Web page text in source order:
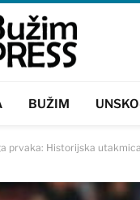
BUŽIM
prvaka: Historijska